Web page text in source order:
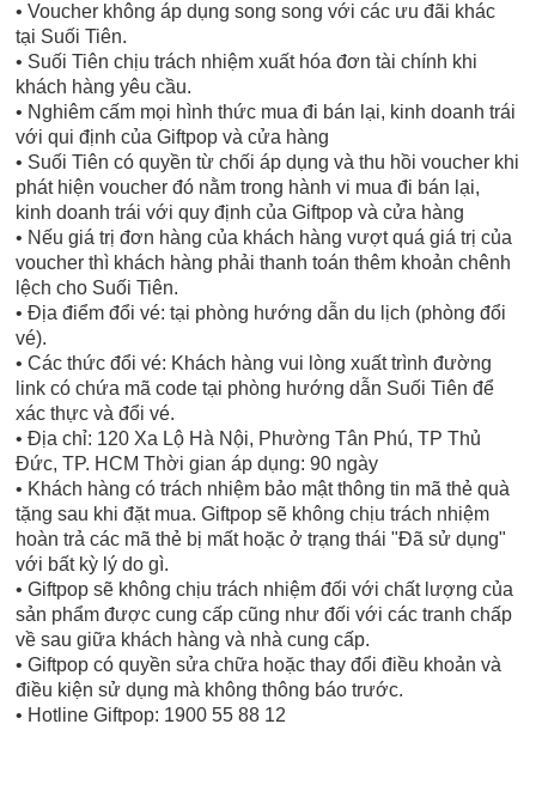
• Voucher không áp dụng song song với các ưu đãi khác
tại Suối Tiên.
• Suối Tiên chịu trách nhiệm xuất hóa đơn tài chính khi
khách hàng yêu cầu.
• Nghiêm cấm mọi hình thức mua đi bán lại, kinh doanh trái
với qui định của Giftpop và cửa hàng
• Suối Tiên có quyền từ chối áp dụng và thu hồi voucher khi
phát hiện voucher đó nằm trong hành vi mua đi bán lại,
kinh doanh trái với quy định của Giftpop và cửa hàng
• Nếu giá trị đơn hàng của khách hàng vượt quá giá trị của
voucher thì khách hàng phải thanh toán thêm khoản chênh
lệch cho Suối Tiên.
• Địa điểm đổi vé: tại phòng hướng dẫn du lịch (phòng đổi
vé).
• Các thức đổi vé: Khách hàng vui lòng xuất trình đường
link có chứa mã code tại phòng hướng dẫn Suối Tiên để
xác thực và đổi vé.
• Địa chỉ: 120 Xa Lộ Hà Nội, Phường Tân Phú, TP Thủ
Đức, TP. HCM Thời gian áp dụng: 90 ngày
• Khách hàng có trách nhiệm bảo mật thông tin mã thẻ quà
tặng sau khi đặt mua. Giftpop sẽ không chịu trách nhiệm
hoàn trả các mã thẻ bị mất hoặc ở trạng thái "Đã sử dụng"
với bất kỳ lý do gì.
• Giftpop sẽ không chịu trách nhiệm đối với chất lượng của
sản phẩm được cung cấp cũng như đối với các tranh chấp
về sau giữa khách hàng và nhà cung cấp.
• Giftpop có quyền sửa chữa hoặc thay đổi điều khoản và
điều kiện sử dụng mà không thông báo trước.
• Hotline Giftpop: 1900 55 88 12